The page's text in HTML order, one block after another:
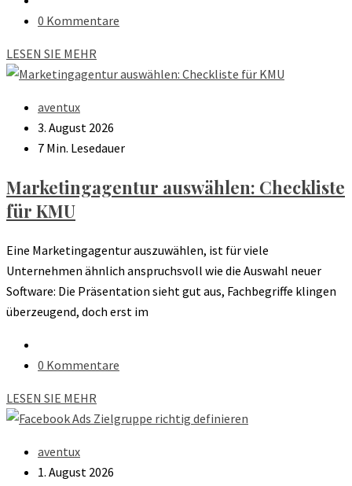
0 Kommentare
LESEN SIE MEHR
aventux
3. August 2026
7 Min. Lesedauer
Marketingagentur auswählen: Checkliste
für KMU
Eine Marketingagentur auszuwählen, ist für viele
Unternehmen ähnlich anspruchsvoll wie die Auswahl neuer
Software: Die Präsentation sieht gut aus, Fachbegriffe klingen
überzeugend, doch erst im
0 Kommentare
LESEN SIE MEHR
aventux
1. August 2026